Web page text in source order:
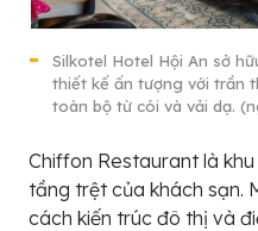
Silkotel Hotel Hội An sở
thiết kế ấn tượng với trần
toàn bộ từ cói và vải dạ.
Chiffon Restaurant là
tầng trệt của khách sạn.
cách kiến trúc đô thị và